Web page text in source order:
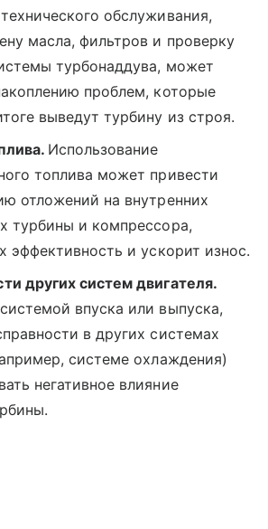
обслуживания,
масла, фильтров и проверку
турбонаддува, может
проблем, которые
выведут турбину из строя.
Использование
топлива может привести
отложений на внутренних
турбины и компрессора,
эффективность и ускорит износ.
других систем двигателя.
впуска или выпуска,
в других системах
системе охлаждения)
негативное влияние